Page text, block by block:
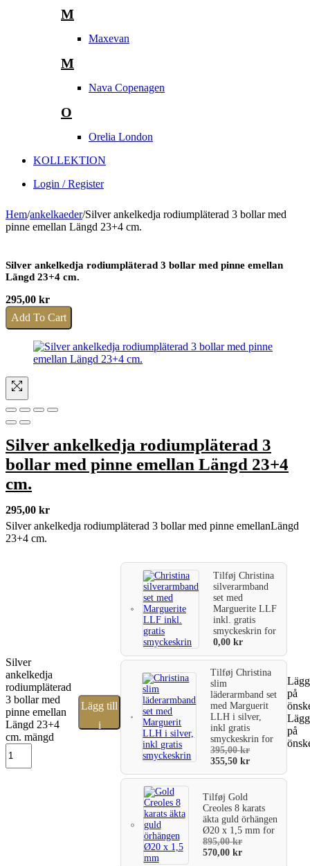
M
Maxevan
M
Nava Copenagen
O
Orelia London
KOLLEKTION
Login / Register
Hem/ankelkaeder/Silver ankelkedja rodiumpläterad 3 bollar med
pinne emellan Längd 23+4 cm.
Silver ankelkedja rodiumpläterad 3 bollar med pinne emellan
Längd 23+4 cm.
295,00 kr
Add To Cart
Silver ankelkedja rodiumpläterad 3
bollar med pinne emellan Längd 23+4
cm.
295,00 kr
Silver ankelkedja rodiumpläterad 3 bollar med pinne emellanLängd
23+4 cm.
Silver
ankelkedja
rodiumpläterad
3 bollar med
pinne emellan
Längd 23+4
cm. mängd
Lägg till
i
TilføjChristina
silverarmband
set med
Marguerite LLF
inkl. gratis
smyckeskrinfor
0,00kr
TilføjChristina
slim
läderarmband set
med Marguerit
LLH i silver,
inkl gratis
smyckeskrinfor
395,00kr
355,50kr
TilføjGold
Creoles 8 karats
äkta guld örhängen
Ø20 x 1,5 mmfor
895,00kr
570,00kr
på
på